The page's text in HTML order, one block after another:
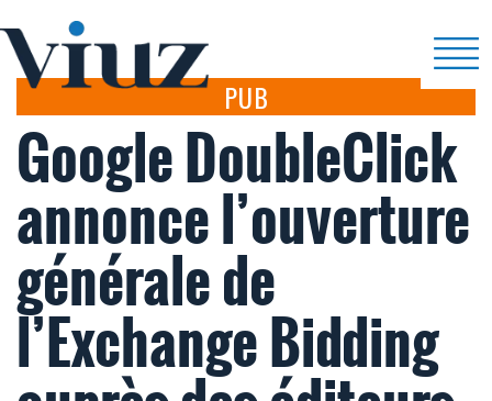
PUB
Google DoubleClick
annonce l’ouverture
générale de
l’Exchange Bidding